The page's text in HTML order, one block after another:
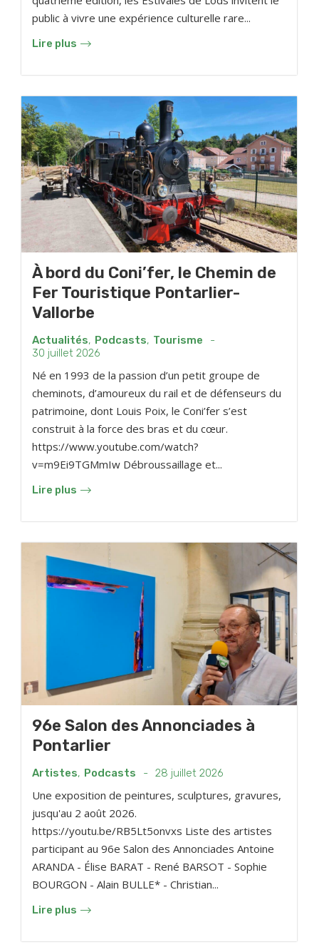
public à vivre une expérience culturelle rare...
Lire plus
À bord du Coni’fer, le Chemin de
Fer Touristique Pontarlier-
Vallorbe
Actualités, Podcasts, Tourisme
-
30 juillet 2026
Né en 1993 de la passion d’un petit groupe de
cheminots, d’amoureux du rail et de défenseurs du
patrimoine, dont Louis Poix, le Coni’fer s’est
construit à la force des bras et du cœur.
https://www.youtube.com/watch?
v=m9Ei9TGMmIw Débroussaillage et...
Lire plus
96e Salon des Annonciades à
Pontarlier
Artistes, Podcasts - 28 juillet 2026
Une exposition de peintures, sculptures, gravures,
jusqu'au 2 août 2026.
https://youtu.be/RB5Lt5onvxs Liste des artistes
participant au 96e Salon des Annonciades Antoine
ARANDA - Élise BARAT - René BARSOT - Sophie
BOURGON - Alain BULLE* - Christian...
Lire plus